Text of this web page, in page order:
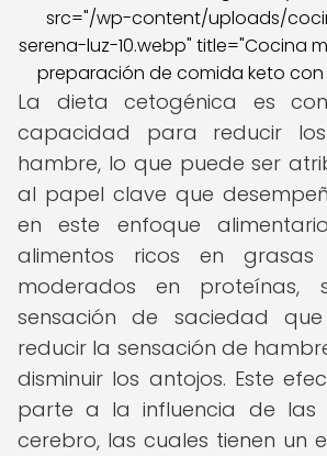
src="/wp-content/uploads/
serena-luz-10.webp" title="Cocina
preparación de comida keto
La dieta cetogénica es
capacidad para reducir
hambre, lo que puede ser
al papel clave que
en este enfoque
alimentos ricos en
moderados en proteínas,
sensación de saciedad
reducir la sensación de
disminuir los antojos. Este
parte a la influencia de las
cerebro, las cuales tienen un